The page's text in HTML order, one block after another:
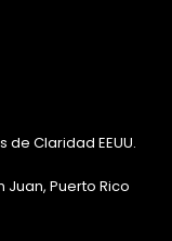
Claridad EEUU.
Juan, Puerto Rico